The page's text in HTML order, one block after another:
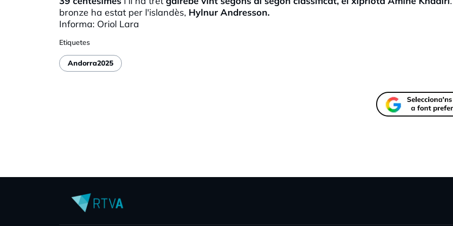
bronze ha estat per l'islandès, Hylnur Andresson.
Informa: Oriol Lara
Etiquetes
Andorra2025